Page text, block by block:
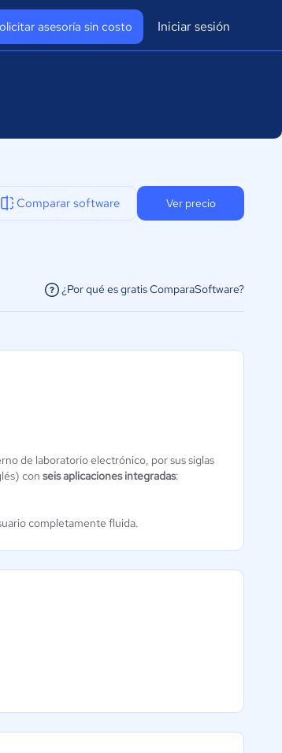
asesoría sin costo Iniciar sesión
Comparar software Ver precio
¿Por qué es gratis ComparaSoftware?
de laboratorio electrónico, por sus siglas
con seis aplicaciones integradas:
completamente fluida.